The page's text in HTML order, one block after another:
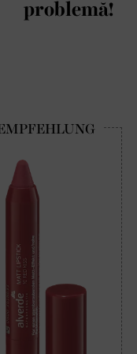
problemă!